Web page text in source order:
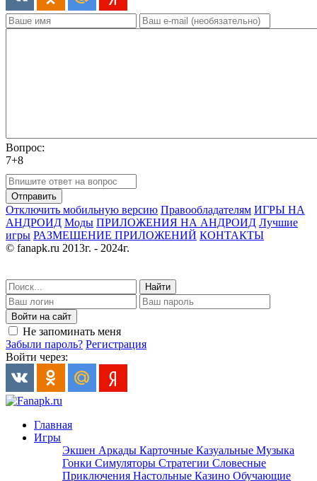
Вопрос:
7+8
Отправить
Отключить мобильную версию Правообладателям ИГРЫ НА
АНДРОИД Моды ПРИЛОЖЕНИЯ НА АНДРОИД Лучшие
игры РАЗМЕЩЕНИЕ ПРИЛОЖЕНИЙ КОНТАКТЫ
© fanapk.ru 2013г. - 2024г.
Найти
Войти на сайт
Не запоминать меня
Забыли пароль? Регистрация
Войти через:
Главная
Игры
Экшен Аркады Карточные Казуальные Музыка
Гонки Симуляторы Стратегии Словесные
Приключения Настольные Казино Обучающие